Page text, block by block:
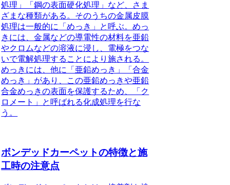
処理」「鋼の表面硬化処理」 など、さま
ざまな種類がある。そのうちの金属皮膜
処理は一般的に「めっき」と呼ぶ。めっ
きには、金属などの導電性の材料を亜鉛
やクロムなどの溶液に浸し、電極をつな
いで電解処理することにより施される。
めっきには、他に「亜鉛めっき」「合金
めっき」があり、この亜鉛めっきや亜鉛
合金めっきの表面を保護するため、「ク
ロメート」と呼ばれる化成処理を行な
う。
ボンデッドカーペットの特徴と施
工時の注意点